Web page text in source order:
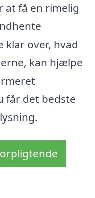
få en rimelig
over, hvad
kan hjælpe
får det bedste